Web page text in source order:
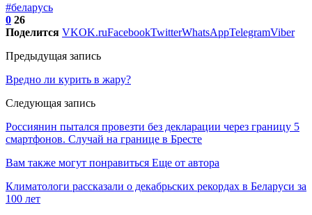
#беларусь
0 26
Поделится VKOK.ruFacebookTwitterWhatsAppTelegramViber
Предыдущая запись
Вредно ли курить в жару?
Следующая запись
Россиянин пытался провезти без декларации через границу 5
смартфонов. Случай на границе в Бресте
Вам также могут понравиться Еще от автора
Климатологи рассказали о декабрьских рекордах в Беларуси за
100 лет